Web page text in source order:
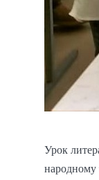
Урок
народному